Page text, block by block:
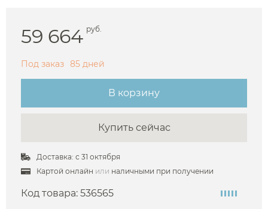
59 664 руб.
Под заказ 85 дней
В корзину
Купить сейчас
Доставка: с 31 октября
Картой онлайн или наличными при получении
Код товара: 536565